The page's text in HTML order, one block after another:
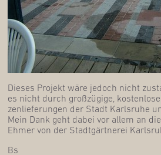
Die­ses Pro­jekt wäre jedoch nicht
es nicht durch groß­zü­gi­ge,
zen­lie­fe­run­gen der Stadt Karls­ru­he
Mein Dank geht dabei vor allem an
Ehmer von der Stadt­gärt­ne­rei
Bs